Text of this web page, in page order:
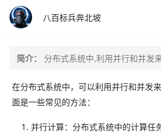
八百标兵奔北坡
简介： 分布式系统中,利用并行和并发
在分布式系统中，可以利用并行和并发
面是一些常见的方法：
并行计算：分布式系统中的计算任